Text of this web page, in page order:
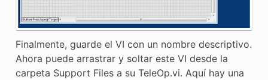
Finalmente, guarde el VI con un nombre descriptivo.
Ahora puede arrastrar y soltar este VI desde la
carpeta Support Files a su TeleOp.vi. Aquí hay una